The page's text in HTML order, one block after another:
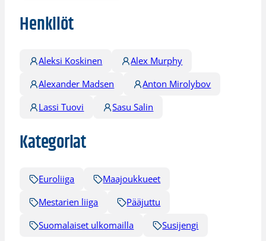
Henkilöt
Aleksi Koskinen
Alex Murphy
Alexander Madsen
Anton Mirolybov
Lassi Tuovi
Sasu Salin
Kategoriat
Euroliiga
Maajoukkueet
Mestarien liiga
Pääjuttu
Suomalaiset ulkomailla
Susijengi